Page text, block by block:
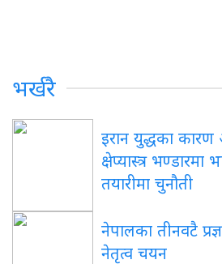
भर्खरै
इरान युद्धका कारण
क्षेप्यास्त्र भण्डारमा
तयारीमा चुनौती
नेपालका तीनवटै
नेतृत्व चयन